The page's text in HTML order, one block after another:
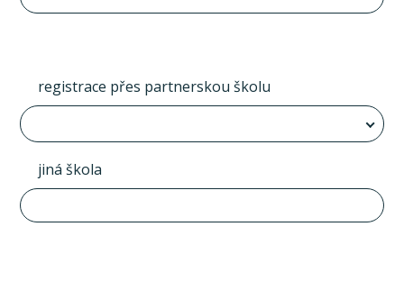
registrace přes partnerskou školu
jiná škola